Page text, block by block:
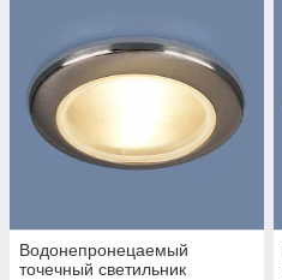
Водонепронецаемый
точечный светильник